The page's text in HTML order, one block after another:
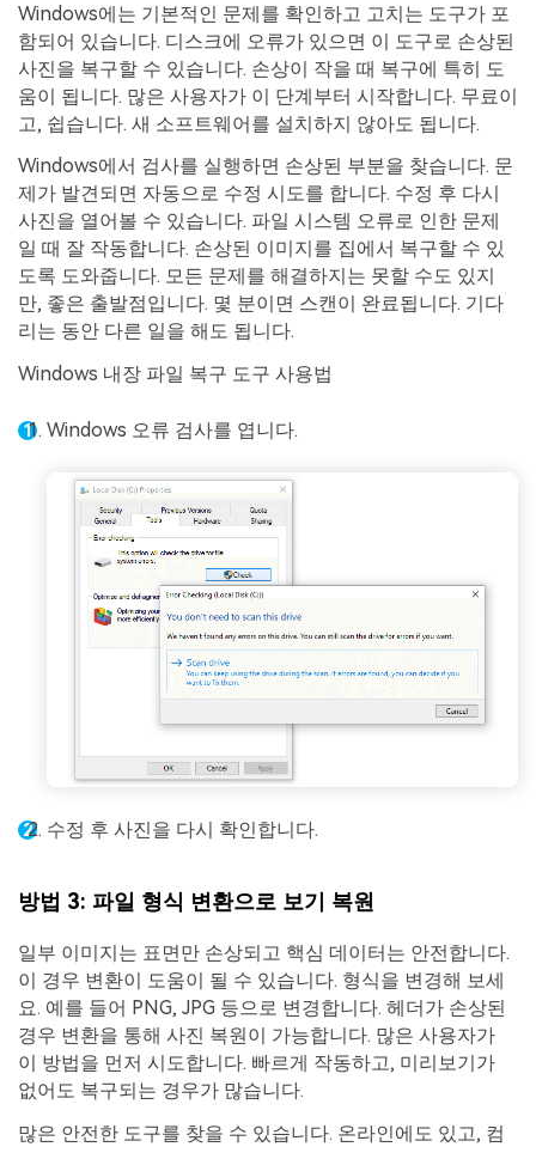
Windows에는 기본적인 문제를 확인하고 고치는 도구가 포
함되어 있습니다. 디스크에 오류가 있으면 이 도구로 손상된
사진을 복구할 수 있습니다. 손상이 작을 때 복구에 특히 도
움이 됩니다. 많은 사용자가 이 단계부터 시작합니다. 무료이
고, 쉽습니다. 새 소프트웨어를 설치하지 않아도 됩니다.
Windows에서 검사를 실행하면 손상된 부분을 찾습니다. 문
제가 발견되면 자동으로 수정 시도를 합니다. 수정 후 다시
사진을 열어볼 수 있습니다. 파일 시스템 오류로 인한 문제
일 때 잘 작동합니다. 손상된 이미지를 집에서 복구할 수 있
도록 도와줍니다. 모든 문제를 해결하지는 못할 수도 있지
만, 좋은 출발점입니다. 몇 분이면 스캔이 완료됩니다. 기다
리는 동안 다른 일을 해도 됩니다.
Windows 내장 파일 복구 도구 사용법
Windows 오류 검사를 엽니다.
수정 후 사진을 다시 확인합니다.
방법 3: 파일 형식 변환으로 보기 복원
일부 이미지는 표면만 손상되고 핵심 데이터는 안전합니다.
이 경우 변환이 도움이 될 수 있습니다. 형식을 변경해 보세
요. 예를 들어 PNG, JPG 등으로 변경합니다. 헤더가 손상된
경우 변환을 통해 사진 복원이 가능합니다. 많은 사용자가
이 방법을 먼저 시도합니다. 빠르게 작동하고, 미리보기가
없어도 복구되는 경우가 많습니다.
많은 안전한 도구를 찾을 수 있습니다. 온라인에도 있고, 컴